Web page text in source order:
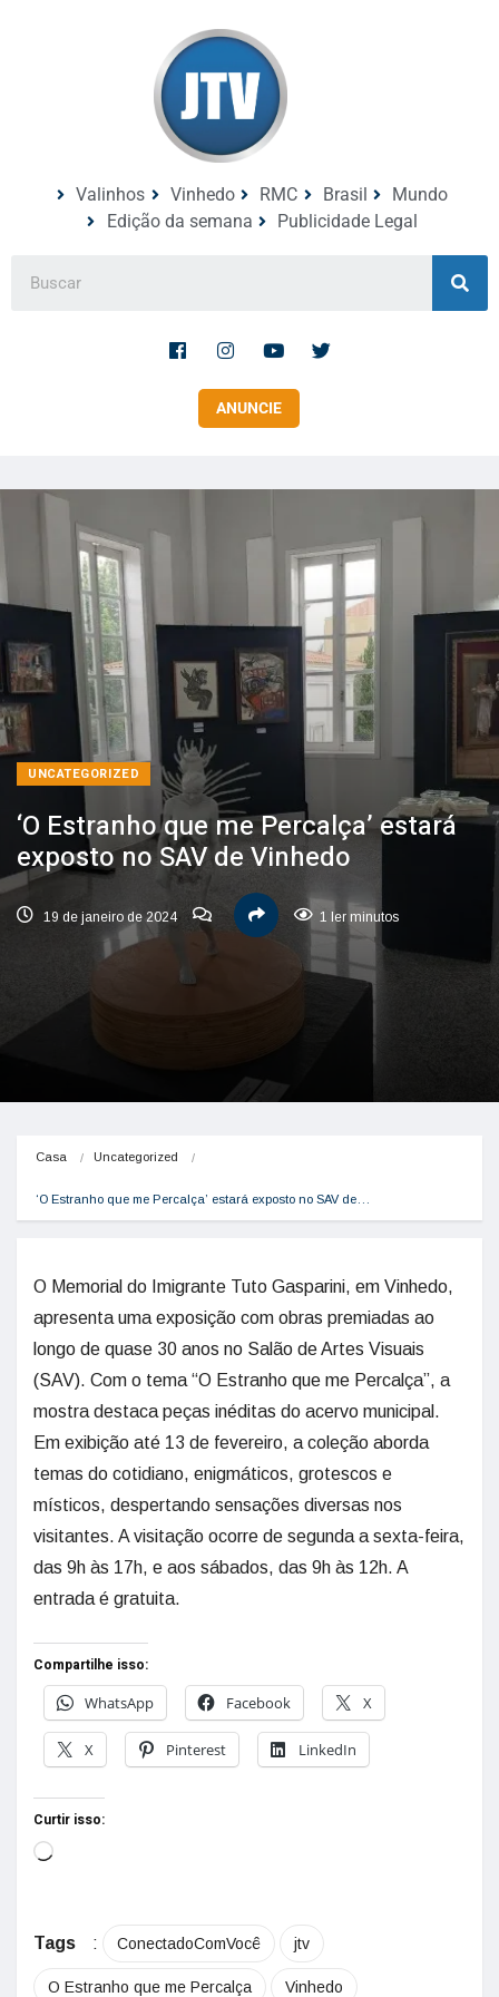
Valinhos Vinhedo RMC Brasil
Mundo
Edição da semana
Publicidade Legal
ANUNCIE
UNCATEGORIZED
‘O Estranho que me Percalça’ estará
exposto no SAV de Vinhedo
19 de janeiro de 2024 1 ler minutos
Casa Uncategorized
‘O Estranho que me Percalça’ estará exposto no SAV de…
O Memorial do Imigrante Tuto Gasparini, em Vinhedo,
apresenta uma exposição com obras premiadas ao
longo de quase 30 anos no Salão de Artes Visuais
(SAV). Com o tema “O Estranho que me Percalça”, a
mostra destaca peças inéditas do acervo municipal.
Em exibição até 13 de fevereiro, a coleção aborda
temas do cotidiano, enigmáticos, grotescos e
místicos, despertando sensações diversas nos
visitantes. A visitação ocorre de segunda a sexta-feira,
das 9h às 17h, e aos sábados, das 9h às 12h. A
entrada é gratuita.
Compartilhe isso:
WhatsApp
Facebook X
X Pinterest LinkedIn
Curtir isso:
Tags : ConectadoComVocê jtv
O Estranho que me Percalça Vinhedo